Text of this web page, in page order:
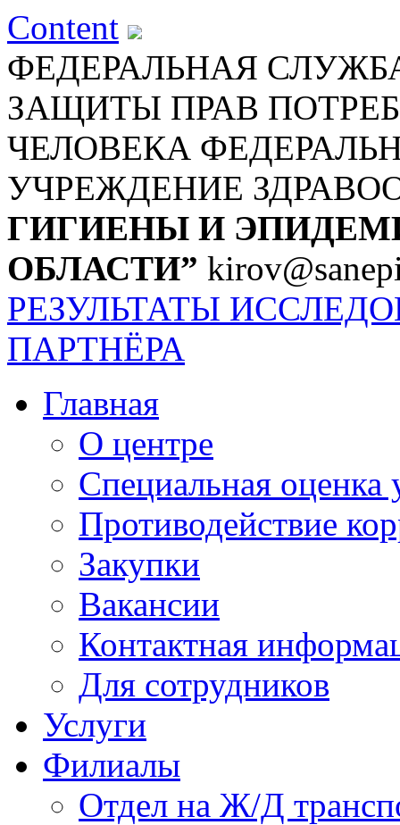
Content
ФЕДЕРАЛЬНАЯ
ЗАЩИТЫ ПРАВ
ЧЕЛОВЕКА
УЧРЕЖДЕНИЕ
ГИГИЕНЫ И
ОБЛАСТИ”
РЕЗУЛЬТАТЫ
ПАРТНЁРА
Главная
О центре
Специальная оценка
Противодействие
Закупки
Вакансии
Контактная
Для сотрудников
Услуги
Филиалы
Отдел на Ж/Д